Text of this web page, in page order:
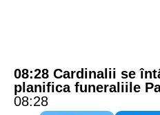
08:28 Cardinalii se
planifica funeraliile
08:28